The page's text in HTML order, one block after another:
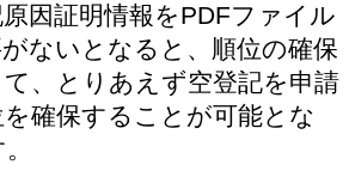
因証明情報をPDFファイル
ないとなると、順位の確保
、とりあえず空登記を申請
確保することが可能とな